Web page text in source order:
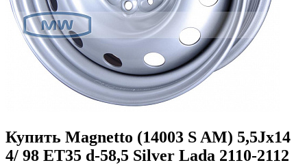
Купить Magnetto (14003 S AM) 5,5Jx14
4/ 98 ET35 d-58,5 Silver Lada 2110-2112